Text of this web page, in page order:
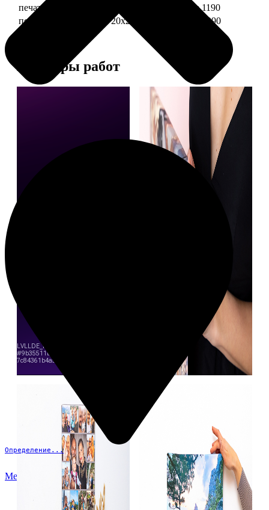
Определение...
Меню
печать фото на холсте 20х20 на подрамнике 1190
печать фото на холсте 20х20 в раме
3990
Примеры работ